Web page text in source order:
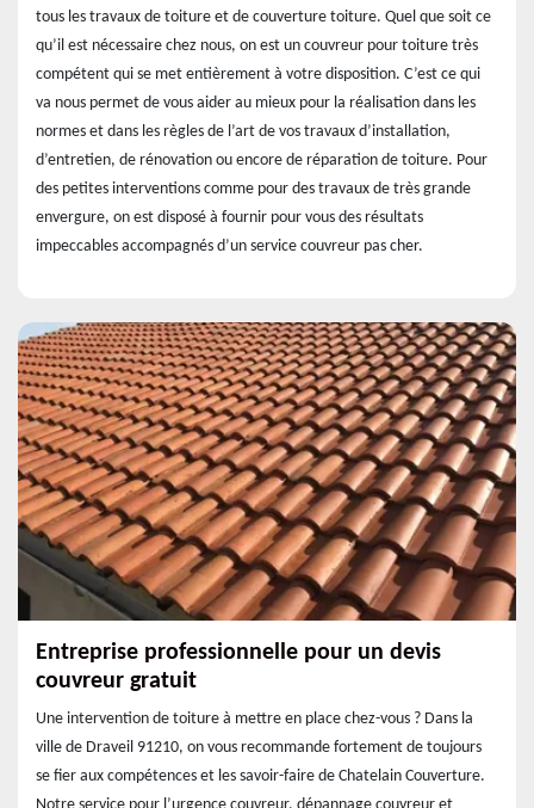
tous les travaux de toiture et de couverture toiture. Quel que soit ce
qu’il est nécessaire chez nous, on est un couvreur pour toiture très
compétent qui se met entièrement à votre disposition. C’est ce qui
va nous permet de vous aider au mieux pour la réalisation dans les
normes et dans les règles de l’art de vos travaux d’installation,
d’entretien, de rénovation ou encore de réparation de toiture. Pour
des petites interventions comme pour des travaux de très grande
envergure, on est disposé à fournir pour vous des résultats
impeccables accompagnés d’un service couvreur pas cher.
Entreprise professionnelle pour un devis
couvreur gratuit
Une intervention de toiture à mettre en place chez-vous ? Dans la
ville de Draveil 91210, on vous recommande fortement de toujours
se fier aux compétences et les savoir-faire de Chatelain Couverture.